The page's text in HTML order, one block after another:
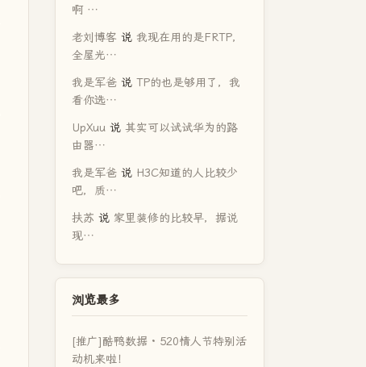
啊 …
老刘博客 说 我现在用的是FRTP，
全屋光…
我是军爸 说 TP的也是够用了，我
看你选…
UpXuu 说 其实可以试试华为的路
由器…
我是军爸 说 H3C知道的人比较少
吧，质…
扶苏 说 家里装修的比较早，据说
现…
浏览最多
[推广]酷鸭数据 · 520情人节特别活
动机来啦！